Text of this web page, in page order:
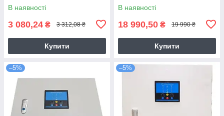
В наявності
3 080,24 ₴ 3 312,08 ₴
Купити
В наявності
18 990,50 ₴ 19 990 ₴
Купити
–5% –5%